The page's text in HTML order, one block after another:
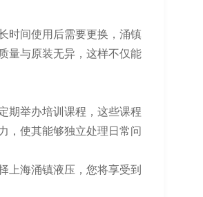
时间使用后需要更换，涌镇
量与原装无异，这样不仅能
期举办培训课程，这些课程
，使其能够独立处理日常问
上海涌镇液压，您将享受到